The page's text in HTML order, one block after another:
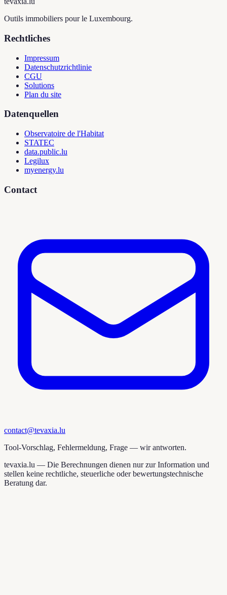
Outils immobiliers pour le Luxembourg.
Rechtliches
Impressum
Datenschutzrichtlinie
CGU
Solutions
Plan du site
Datenquellen
Observatoire de l'Habitat
STATEC
data.public.lu
Legilux
myenergy.lu
Contact
contact@tevaxia.lu
Tool-Vorschlag, Fehlermeldung, Frage — wir antworten.
tevaxia.lu — Die Berechnungen dienen nur zur Information und
stellen keine rechtliche, steuerliche oder bewertungstechnische
Beratung dar.